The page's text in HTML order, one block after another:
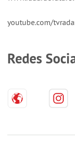
youtube.com/
Redes